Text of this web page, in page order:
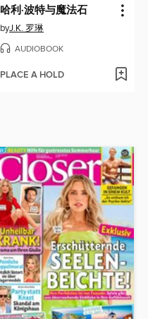
哈利·波特与魔法石
byJ.K. 罗琳
AUDIOBOOK
PLACE A HOLD